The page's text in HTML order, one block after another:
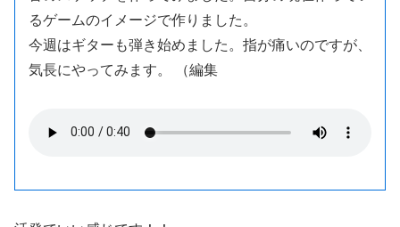
るゲームのイメージで作りました。
今週はギターも弾き始めました。指が痛いのですが、
気長にやってみます。 （編集